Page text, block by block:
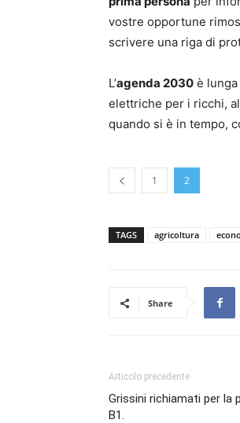
vostre opportune
scrivere una riga di
L’agenda 2030 è
elettriche per i ricchi,
quando si è in tempo,
1 2
TAGS agricoltura
Share
Articolo precedente
Grissini richiamati per la
B1.